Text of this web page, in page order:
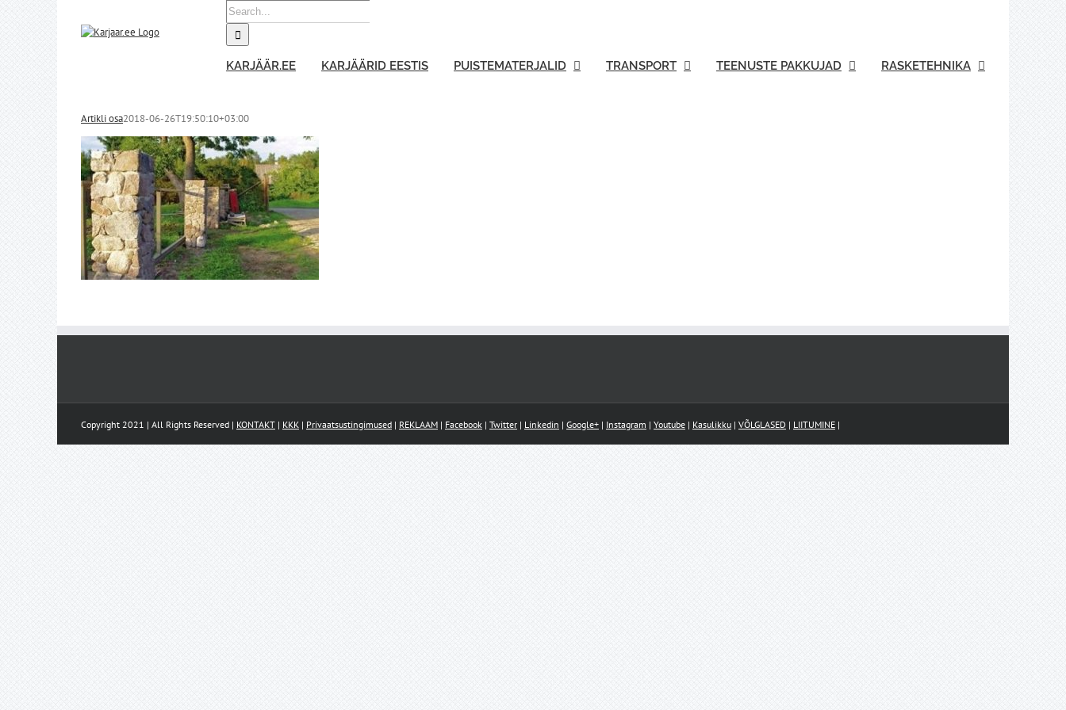
Search
for:
KARJÄÄR.EE KARJÄÄRID EESTIS PUISTEMATERJALID TRANSPORT TEENUSTE PAKKUJAD RASKETEHNIKA
Artikli osa2018-06-26T19:50:10+03:00
Copyright 2021 | All Rights Reserved | KONTAKT | KKK | Privaatsustingimused | REKLAAM | Facebook | Twitter | Linkedin | Google+ | Instagram | Youtube | Kasulikku | VÕLGLASED | LIITUMINE |